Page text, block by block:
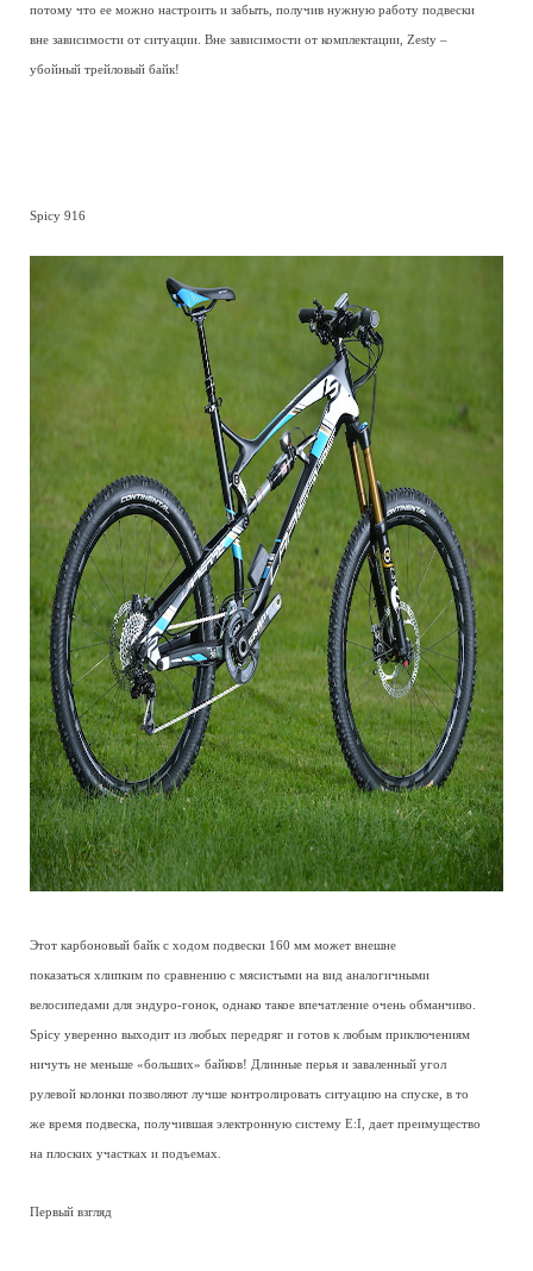
потому что ее можно настроить и забыть, получив нужную работу подвески
вне зависимости от ситуации. Вне зависимости от комплектации, Zesty –
убойный трейловый байк!
Spicy 916
Этот карбоновый байк с ходом подвески 160 мм может внешне
показаться хлипким по сравнению с мясистыми на вид аналогичными
велосипедами для эндуро-гонок, однако такое впечатление очень обманчиво.
Spicy уверенно выходит из любых передряг и готов к любым приключениям
ничуть не меньше «больших» байков! Длинные перья и заваленный угол
рулевой колонки позволяют лучше контролировать ситуацию на спуске, в то
же время подвеска, получившая электронную систему E:I, дает преимущество
на плоских участках и подъемах.
Первый взгляд